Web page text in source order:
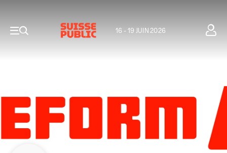
16 - 19 JUIN 2026